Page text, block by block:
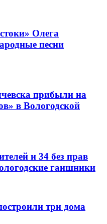
Олега
песни
прибыли на
в Вологодской
и 34 без прав
гаишники
три дома